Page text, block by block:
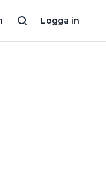
Logga in
EFFEKTIVT – MEN